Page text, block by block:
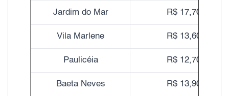
Jardim do Mar R$ 17,70
Vila Marlene R$ 13,60
Paulicéia R$ 12,70
Baeta Neves R$ 13,90